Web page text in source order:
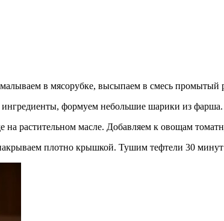
в мясорубке, высыпаем в смесь промытый
формуем небольшие шарики из фарша.
растительном масле. Добавляем к овощам
плотно крышкой. Тушим тефтели 30 минут